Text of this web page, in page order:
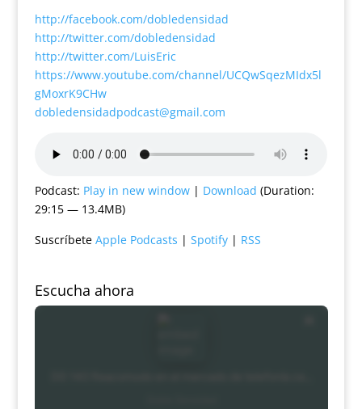
http://facebook.com/dobledensidad
http://twitter.com/dobledensidad
http://twitter.com/LuisEric
https://www.youtube.com/channel/UCQwSqezMIdx5l
gMoxrK9CHw
dobledensidadpodcast@gmail.com
Podcast: Play in new window| Download (Duration:
29:15 — 13.4MB)
Suscríbete Apple Podcasts | Spotify| RSS
Escucha ahora